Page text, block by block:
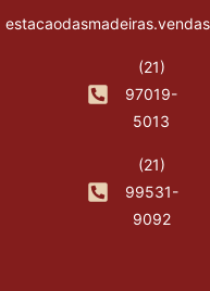
(21)
97019-
5013
(21)
99531-
9092